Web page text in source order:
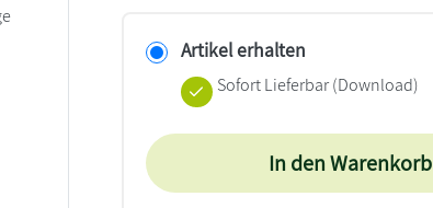
Artikel erhalten
Sofort Lieferbar (Download)
In den Warenkorb